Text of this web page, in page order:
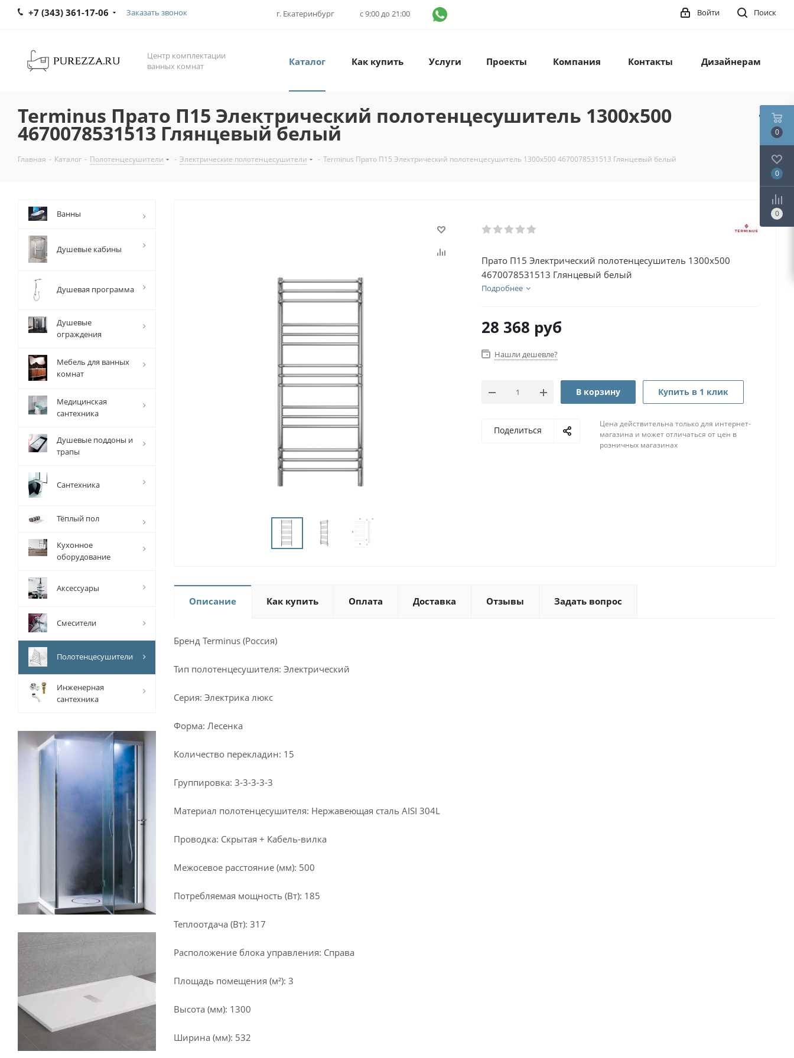
+7 (343) 361-17-06 Заказать звонок г. Екатеринбург с 9:00 до 21:00 Поиск
Войти
Центр комплектации
ванных комнат
Каталог Как купить Услуги Проекты Компания Контакты Дизайнерам
Terminus Прато П15 Электрический полотенцесушитель 1300х500
4670078531513 Глянцевый белый
Главная - Каталог - Полотенцесушители - Электрические полотенцесушители - Terminus Прато П15 Электрический полотенцесушитель 1300х500 4670078531513 Глянцевый белый
Прато П15 Электрический полотенцесушитель 1300х500
4670078531513 Глянцевый белый
Подробнее
28 368 руб
Нашли дешевле?
В корзину Купить в 1 клик
Поделиться
Цена действительна только для интернет-
магазина и может отличаться от цен в
розничных магазинах
Описание Как купить Оплата Доставка Отзывы Задать вопрос
Бренд Terminus (Россия)
Тип полотенцесушителя: Электрический
Серия: Электрика люкс
Форма: Лесенка
Количество перекладин: 15
Группировка: 3-3-3-3-3
Материал полотенцесушителя: Нержавеющая сталь AISI 304L
Проводка: Скрытая + Кабель-вилка
Межосевое расстояние (мм): 500
Потребляемая мощность (Вт): 185
Теплоотдача (Вт): 317
Расположение блока управления: Справа
Площадь помещения (м²): 3
Высота (мм): 1300
Ширина (мм): 532
Ванны
Душевые кабины
Душевая программа
Душевые
ограждения
Мебель для ванных
комнат
Медицинская
сантехника
Душевые поддоны и
трапы
Сантехника
Тёплый пол
Кухонное
оборудование
Аксессуары
Смесители
Полотенцесушители
Инженерная
сантехника
0
0
0